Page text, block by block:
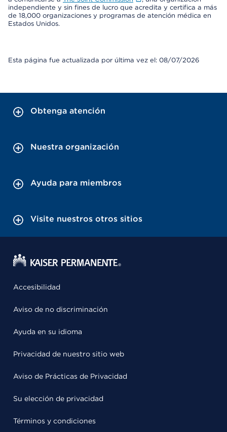
independiente y sin fines de lucro que acredita y certifica a más
de 18,000 organizaciones y programas de atención médica en
Estados Unidos.
Esta página fue actualizada por última vez el: 08/07/2026
Obtenga atención
Nuestra organización
Ayuda para miembros
Visite nuestros otros sitios
Accesibilidad
Aviso de no discriminación
Ayuda en su idioma
Privacidad de nuestro sitio web
Aviso de Prácticas de Privacidad
Su elección de privacidad
Términos y condiciones